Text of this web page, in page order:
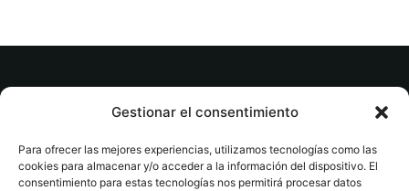
Gestionar el consentimiento
Para ofrecer las mejores experiencias, utilizamos tecnologías como las
cookies para almacenar y/o acceder a la información del dispositivo. El
consentimiento para estas tecnologías nos permitirá procesar datos
© tuslibrosvip.com · Todos los derechos